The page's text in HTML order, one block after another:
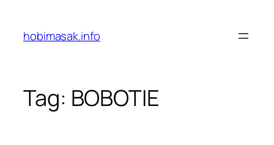
content
hobimasak.info
Tag: BOBOTIE